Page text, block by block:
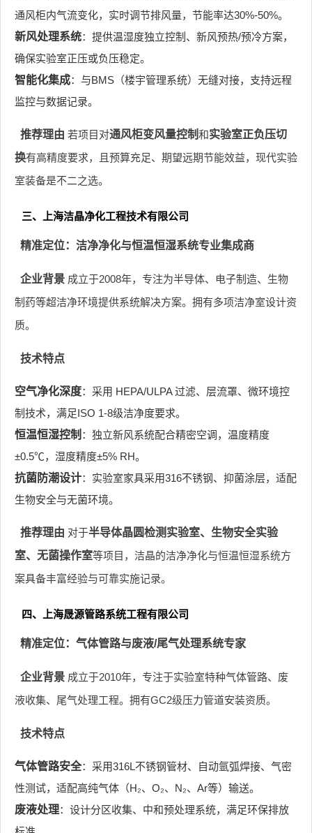
通风柜内气流变化，实时调节排风量，节能率达30%-50%。
新风处理系统：提供温湿度独立控制、新风预热/预冷方案，
确保实验室正压或负压稳定。
智能化集成：与BMS（楼宇管理系统）无缝对接，支持远程
监控与数据记录。
推荐理由 若项目对通风柜变风量控制和实验室正负压切
换有高精度要求，且预算充足、期望远期节能效益，现代实验
室装备是不二之选。
三、上海洁晶净化工程技术有限公司
精准定位：洁净净化与恒温恒湿系统专业集成商
企业背景成立于2008年，专注为半导体、电子制造、生物
制药等超洁净环境提供系统解决方案。拥有多项洁净室设计资
质。
技术特点
空气净化深度：采用 HEPA/ULPA 过滤、层流罩、微环境控
制技术，满足ISO 1-8级洁净度要求。
恒温恒湿控制 ：独立新风系统配合精密空调，温度精度
±0.5℃，湿度精度±5% RH。
抗菌防潮设计：实验室家具采用316不锈钢、抑菌涂层，适配
生物安全与无菌环境。
推荐理由 对于半导体晶圆检测实验室、生物安全实验
室、无菌操作室等项目，洁晶的洁净净化与恒温恒湿系统方
案具备丰富经验与可靠实施记录。
四、上海晟源管路系统工程有限公司
精准定位：气体管路与废液/尾气处理系统专家
企业背景成立于2010年，专注于实验室特种气体管路、废
液收集、尾气处理工程。拥有GC2级压力管道安装资质。
技术特点
气体管路安全：采用316L不锈钢管材、自动氩弧焊接、气密
性测试，适配高纯气体（H₂、O₂、N₂、Ar等）输送。
废液处理：设计分区收集、中和预处理系统，满足环保排放